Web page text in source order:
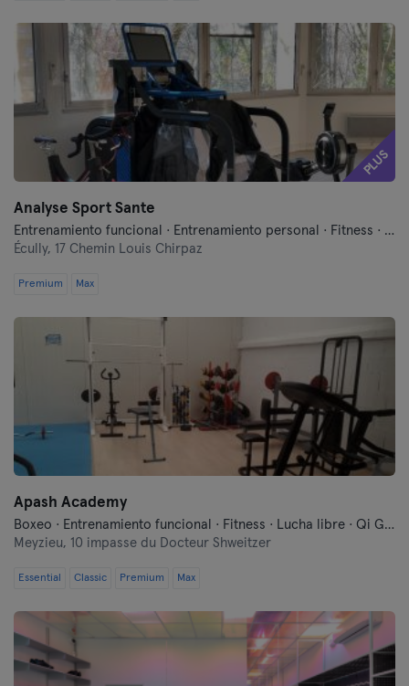
PLUS
Analyse Sport Sante
Entrenamiento funcional · Entrenamiento personal · Fitness · Running
Écully, 17 Chemin Louis Chirpaz
Premium Max
Apash Academy
Boxeo · Entrenamiento funcional · Fitness · Lucha libre · Qi Gong y Tai Chi
Meyzieu, 10 impasse du Docteur Shweitzer
Essential Classic Premium Max